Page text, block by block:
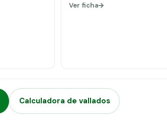
Ver ficha
Calculadora de vallados